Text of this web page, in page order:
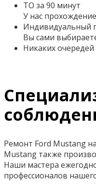
ТО за 90 минут
У нас
Индивидуальный
Вы сами
Никаких очередей
Ремонт Ford Mustang
Mustang также
Наши мастера
профессионалов